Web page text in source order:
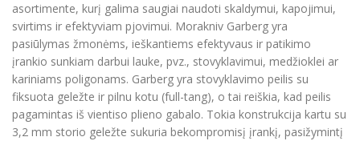
asortimente, kurį galima saugiai naudoti skaldymui, kapojimui,
svirtims ir efektyviam pjovimui. Morakniv Garberg yra
pasiūlymas žmonėms, ieškantiems efektyvaus ir patikimo
įrankio sunkiam darbui lauke, pvz., stovyklavimui, medžioklei ar
kariniams poligonams. Garberg yra stovyklavimo peilis su
fiksuota geležte ir pilnu kotu (full-tang), o tai reiškia, kad peilis
pagamintas iš vientiso plieno gabalo. Tokia konstrukcija kartu su
3,2 mm storio geležte sukuria bekompromisį įrankį, pasižymintį